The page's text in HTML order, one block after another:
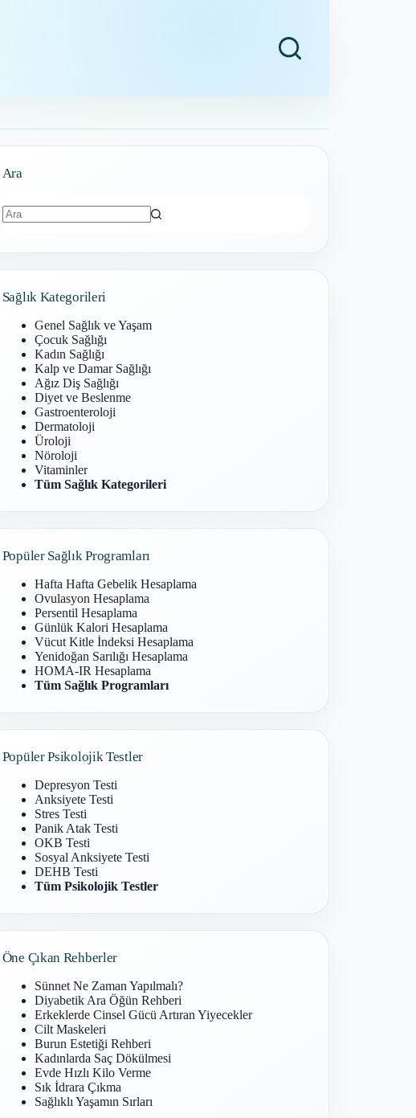
Ara
bulunamadı
Sağlık Kategorileri
Genel Sağlık ve Yaşam
Çocuk Sağlığı
Kadın Sağlığı
Kalp ve Damar Sağlığı
Ağız Diş Sağlığı
Diyet ve Beslenme
Gastroenteroloji
Dermatoloji
Üroloji
Nöroloji
Vitaminler
Tüm Sağlık Kategorileri
Popüler Sağlık Programları
Hafta Hafta Gebelik Hesaplama
Ovulasyon Hesaplama
Persentil Hesaplama
Günlük Kalori Hesaplama
Vücut Kitle İndeksi Hesaplama
Yenidoğan Sarılığı Hesaplama
HOMA-IR Hesaplama
Tüm Sağlık Programları
Popüler Psikolojik Testler
Depresyon Testi
Anksiyete Testi
Stres Testi
Panik Atak Testi
OKB Testi
Sosyal Anksiyete Testi
DEHB Testi
Tüm Psikolojik Testler
Öne Çıkan Rehberler
Sünnet Ne Zaman Yapılmalı?
Diyabetik Ara Öğün Rehberi
Erkeklerde Cinsel Gücü Artıran Yiyecekler
Cilt Maskeleri
Burun Estetiği Rehberi
Kadınlarda Saç Dökülmesi
Evde Hızlı Kilo Verme
Sık İdrara Çıkma
Sağlıklı Yaşamın Sırları